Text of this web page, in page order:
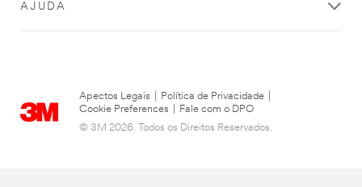
AJUDA
Apectos Legais Política de Privacidade
Cookie Preferences
Fale com o DPO
© 3M 2026. Todos os Direitos Reservados.